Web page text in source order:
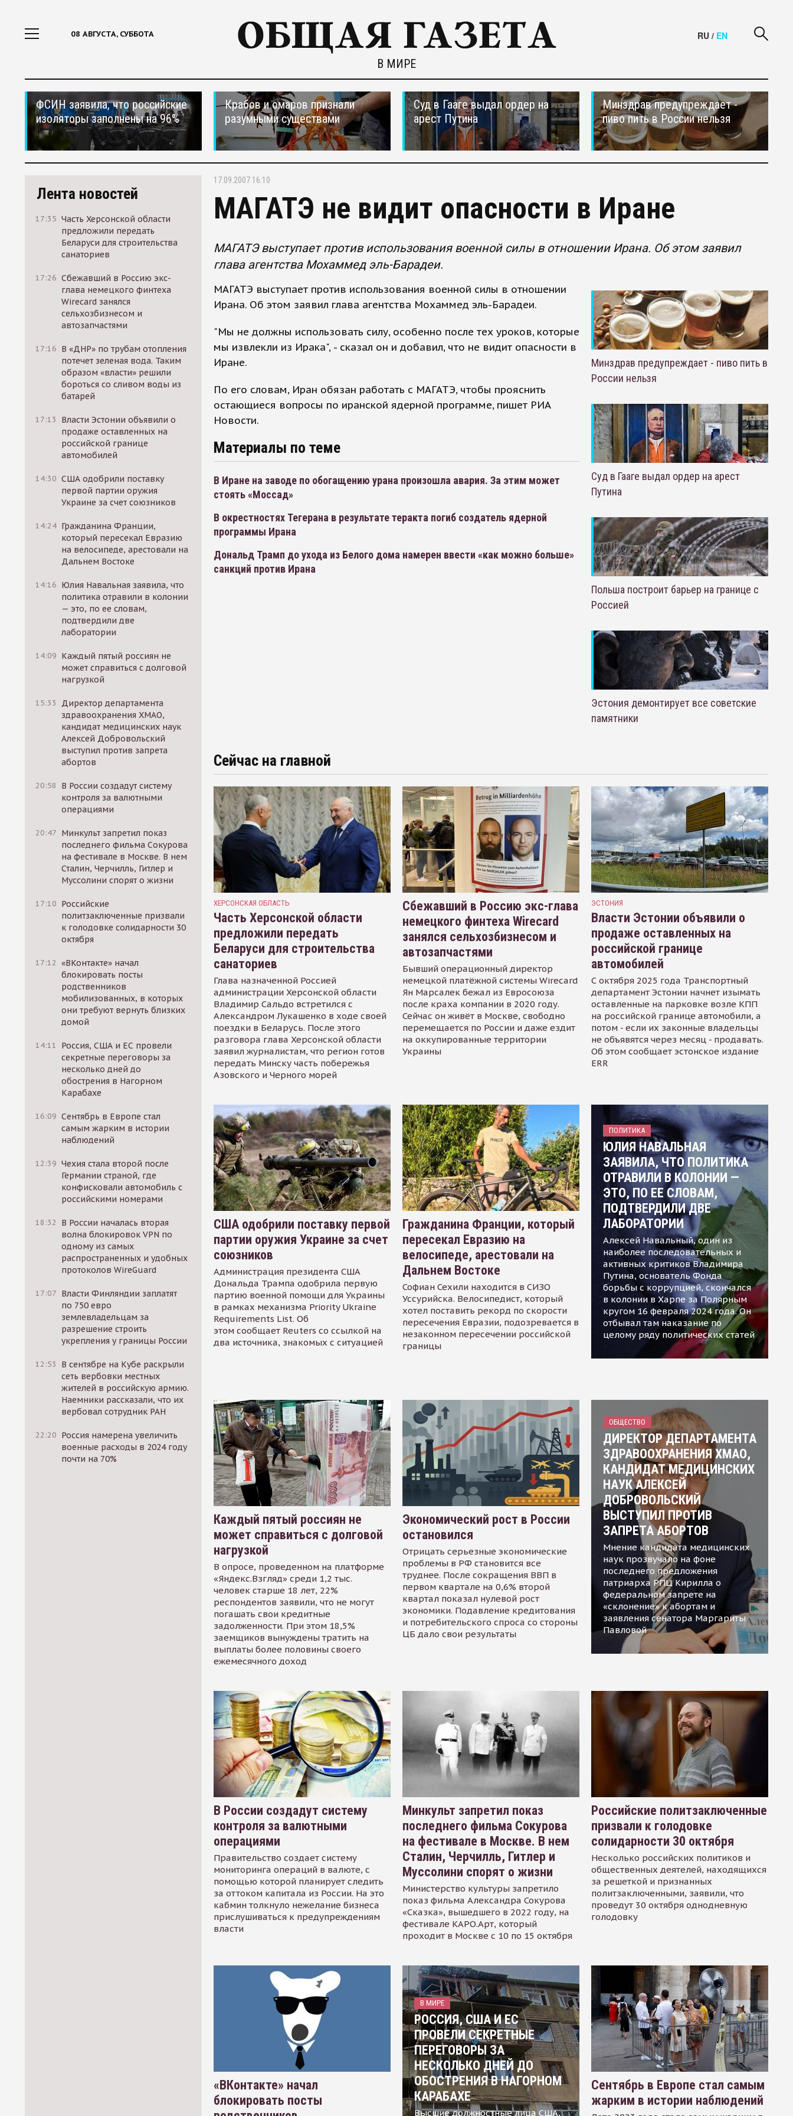
08 АВГУСТА, СУББОТА
В МИРЕ
RU / EN
ФСИН заявила, что российские
изоляторы заполнены на 96%
Крабов и омаров признали
разумными существами
Суд в Гааге выдал ордер на
арест Путина
Минздрав предупреждает -
пиво пить в России нельзя
Лента новостей
17:35 Часть Херсонской области
предложили передать
Беларуси для строительства
санаториев
17:26 Сбежавший в Россию экс-
глава немецкого финтеха
Wirecard занялся
сельхозбизнесом и
автозапчастями
17:16 В «ДНР» по трубам отопления
потечет зеленая вода. Таким
образом «власти» решили
бороться со сливом воды из
батарей
17:13
Власти Эстонии объявили о
продаже оставленных на
российской границе
автомобилей
14:30 США одобрили поставку
первой партии оружия
Украине за счет союзников
14:24 Гражданина Франции,
который пересекал Евразию
на велосипеде, арестовали на
Дальнем Востоке
14:16 Юлия Навальная заявила, что
политика отравили в колонии
— это, по ее словам,
подтвердили две
лаборатории
14:09 Каждый пятый россиян не
может справиться с долговой
нагрузкой
15:33
Директор департамента
здравоохранения ХМАО,
кандидат медицинских наук
Алексей Добровольский
выступил против запрета
абортов
20:58
В России создадут систему
контроля за валютными
операциями
20:47 Минкульт запретил показ
последнего фильма Сокурова
на фестивале в Москве. В нем
Сталин, Черчилль, Гитлер и
Муссолини спорят о жизни
17:10 Российские
политзаключенные призвали
к голодовке солидарности 30
октября
17:12 «ВКонтакте» начал
блокировать посты
родственников
мобилизованных, в которых
они требуют вернуть близких
домой
14:11
Россия, США и ЕС провели
секретные переговоры за
несколько дней до
обострения в Нагорном
Карабахе
16:09 Сентябрь в Европе стал
самым жарким в истории
наблюдений
12:39 Чехия стала второй после
Германии страной, где
конфисковали автомобиль с
российскими номерами
18:32
В России началась вторая
волна блокировок VPN по
одному из самых
распространенных и удобных
протоколов WireGuard
17:07 Власти Финляндии заплатят
по 750 евро
землевладельцам за
разрешение строить
укрепления у границы России
12:53
В сентябре на Кубе раскрыли
сеть вербовки местных
жителей в российскую армию.
Наемники рассказали, что их
вербовал сотрудник РАН
22:20 Россия намерена увеличить
военные расходы в 2024 году
почти на 70%
17.09.2007 16:10
МАГАТЭ не видит опасности в Иране
МАГАТЭ выступает против использования военной силы в отношении Ирана. Об этом заявил
глава агентства Мохаммед эль-Барадеи.
МАГАТЭ выступает против использования военной силы в отношении
Ирана. Об этом заявил глава агентства Мохаммед эль-Барадеи.
"Мы не должны использовать силу, особенно после тех уроков, которые
мы извлекли из Ирака", - сказал он и добавил, что не видит опасности в
Иране.
По его словам, Иран обязан работать с МАГАТЭ, чтобы прояснить
остающиеся вопросы по иранской ядерной программе, пишет РИА
Новости.
Материалы по теме
В Иране на заводе по обогащению урана произошла авария. За этим может
стоять «Моссад»
В окрестностях Тегерана в результате теракта погиб создатель ядерной
программы Ирана
Дональд Трамп до ухода из Белого дома намерен ввести «как можно больше»
санкций против Ирана
Минздрав предупреждает - пиво пить в
России нельзя
Суд в Гааге выдал ордер на арест
Путина
Польша построит барьер на границе с
Россией
Эстония демонтирует все советские
памятники
Сейчас на главной
ХЕРСОНСКАЯ ОБЛАСТЬ
Часть Херсонской области
предложили передать
Беларуси для строительства
санаториев
Глава назначенной Россией
администрации Херсонской области
Владимир Сальдо встретился с
Александром Лукашенко в ходе своей
поездки в Беларусь. После этого
разговора глава Херсонской области
заявил журналистам, что регион готов
передать Минску часть побережья
Азовского и Черного морей
Сбежавший в Россию экс-глава
немецкого финтеха Wirecard
занялся сельхозбизнесом и
автозапчастями
Бывший операционный директор
немецкой платёжной системы Wirecard
Ян Марсалек бежал из Евросоюза
после краха компании в 2020 году.
Сейчас он живёт в Москве, свободно
перемещается по России и даже ездит
на оккупированные территории
Украины
ЭСТОНИЯ
Власти Эстонии объявили о
продаже оставленных на
российской границе
автомобилей
С октября 2025 года Транспортный
департамент Эстонии начнет изымать
оставленные на парковке возле КПП
на российской границе автомобили, а
потом - если их законные владельцы
не объявятся через месяц - продавать.
Об этом сообщает эстонское издание
ERR
США одобрили поставку первой
партии оружия Украине за счет
союзников
Администрация президента США
Дональда Трампа одобрила первую
партию военной помощи для Украины
в рамках механизма Priority Ukraine
Requirements List. Об
этом сообщает Reuters со ссылкой на
два источника, знакомых с ситуацией
Гражданина Франции, который
пересекал Евразию на
велосипеде, арестовали на
Дальнем Востоке
Софиан Сехили находится в СИЗО
Уссурийска. Велосипедист, который
хотел поставить рекорд по скорости
пересечения Евразии, подозревается в
незаконном пересечении российской
границы
ПОЛИТИКА
ЮЛИЯ НАВАЛЬНАЯ
ЗАЯВИЛА, ЧТО ПОЛИТИКА
ОТРАВИЛИ В КОЛОНИИ —
ЭТО, ПО ЕЕ СЛОВАМ,
ПОДТВЕРДИЛИ ДВЕ
ЛАБОРАТОРИИ
Алексей Навальный, один из
наиболее последовательных и
активных критиков Владимира
Путина, основатель Фонда
борьбы с коррупцией, скончался
в колонии в Харпе за Полярным
кругом 16 февраля 2024 года. Он
отбывал там наказание по
целому ряду политических статей
Каждый пятый россиян не
может справиться с долговой
нагрузкой
В опросе, проведенном на платформе
«Яндекс.Взгляд» среди 1,2 тыс.
человек старше 18 лет, 22%
респондентов заявили, что не могут
погашать свои кредитные
задолженности. При этом 18,5%
заемщиков вынуждены тратить на
выплаты более половины своего
ежемесячного доход
Экономический рост в России
остановился
Отрицать серьезные экономические
проблемы в РФ становится все
труднее. После сокращения ВВП в
первом квартале на 0,6% второй
квартал показал нулевой рост
экономики. Подавление кредитования
и потребительского спроса со стороны
ЦБ дало свои результаты
ОБЩЕСТВО
ДИРЕКТОР ДЕПАРТАМЕНТА
ЗДРАВООХРАНЕНИЯ ХМАО,
КАНДИДАТ МЕДИЦИНСКИХ
НАУК АЛЕКСЕЙ
ДОБРОВОЛЬСКИЙ
ВЫСТУПИЛ ПРОТИВ
ЗАПРЕТА АБОРТОВ
Мнение кандидата медицинских
наук прозвучало на фоне
последнего предложения
патриарха РПЦ Кирилла о
федеральном запрете на
«склонение» к абортам и
заявления сенатора Маргариты
Павловой
В России создадут систему
контроля за валютными
операциями
Правительство создает систему
мониторинга операций в валюте, с
помощью которой планирует следить
за оттоком капитала из России. На это
кабмин толкнуло нежелание бизнеса
прислушиваться к предупреждениям
власти
Минкульт запретил показ
последнего фильма Сокурова
на фестивале в Москве. В нем
Сталин, Черчилль, Гитлер и
Муссолини спорят о жизни
Министерство культуры запретило
показ фильма Александра Сокурова
«Сказка», вышедшего в 2022 году, на
фестивале КАРО.Арт, который
проходит в Москве с 10 по 15 октября
Российские политзаключенные
призвали к голодовке
солидарности 30 октября
Несколько российских политиков и
общественных деятелей, находящихся
за решеткой и признанных
политзаключенными, заявили, что
проведут 30 октября однодневную
голодовку
«ВКонтакте» начал
блокировать посты
В МИРЕ
РОССИЯ, США И ЕС
ПРОВЕЛИ СЕКРЕТНЫЕ
ПЕРЕГОВОРЫ ЗА
НЕСКОЛЬКО ДНЕЙ ДО
ОБОСТРЕНИЯ В НАГОРНОМ
КАРАБАХЕ
Высшие должностные лица США,
Сентябрь в Европе стал самым
жарким в истории наблюдений